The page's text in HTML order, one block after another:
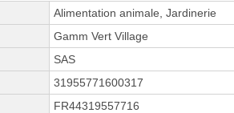
Alimentation animale, Jardinerie
Gamm Vert Village
SAS
31955771600317
FR44319557716